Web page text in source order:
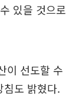
있을 것으로
이 선도할 수
침도 밝혔다.